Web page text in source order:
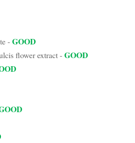
-GOOD
flower extract -GOOD